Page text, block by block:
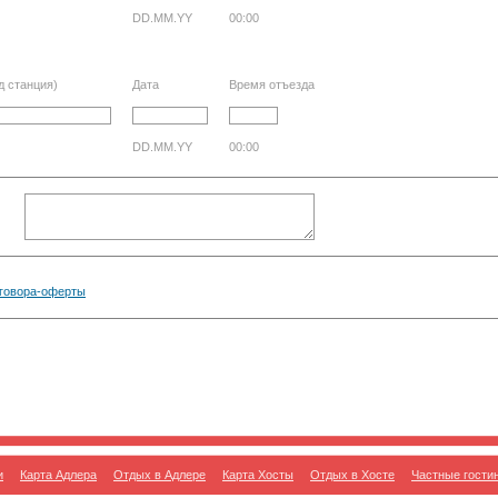
DD.MM.YY 00:00
станция) Дата Время отъезда
DD.MM.YY 00:00
оферты
Карта Адлера Отдых в Адлере Карта Хосты Отдых в Хосте Частные